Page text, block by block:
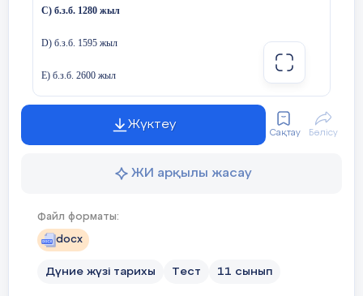
С) б.з.б. 1280 жыл
D) б.з.б. 1595 жыл
E) б.з.б. 2600 жыл
3. Римде Карл император болып жарияланды:
D) 768 ж.
E) 800 ж.
Жүктеу
Сақтау Бөлісу
ЖИ арқылы жасау
Файл форматы:
docx
Дүние жүзі тарихы Тест 11 сынып